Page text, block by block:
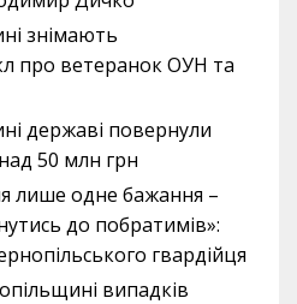
знімають
про ветеранок ОУН та
державі повернули
50 млн грн
лише одне бажання –
до побратимів»:
гвардійця
випадків